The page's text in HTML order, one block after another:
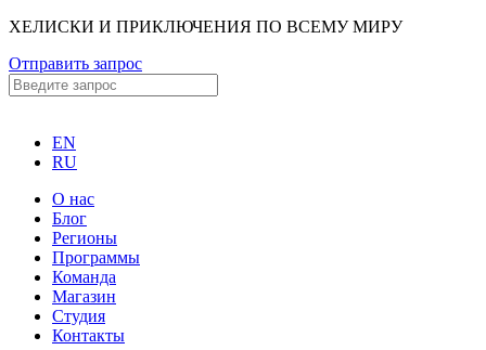
ХЕЛИСКИ И ПРИКЛЮЧЕНИЯ ПО ВСЕМУ МИРУ
Отправить запрос
EN
RU
О нас
Блог
Регионы
Программы
Команда
Магазин
Студия
Контакты